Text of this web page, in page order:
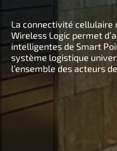
p
La connectivité
Wireless Logic permet
intelligentes de Smart
système logistique
l’ensemble des acteurs